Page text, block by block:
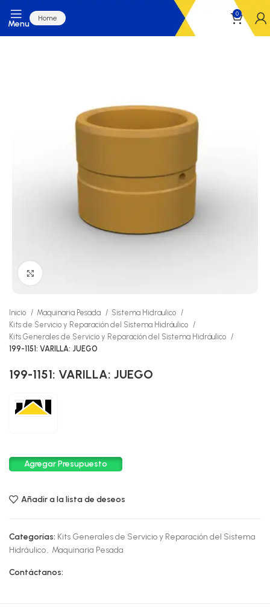
Menu
Home
0
Inicio Maquinaria Pesada
Sistema Hidraulico
Kits de Servicio y Reparación del Sistema Hidráulico
Kits Generales de Servicio y Reparación del Sistema Hidráulico
199-1151: VARILLA: JUEGO
199-1151: VARILLA: JUEGO
Agregar Presupuesto
Añadir a la lista de deseos
Categorías: Kits Generales de Servicio y Reparación del Sistema
Hidráulico, Maquinaria Pesada
Contáctanos: